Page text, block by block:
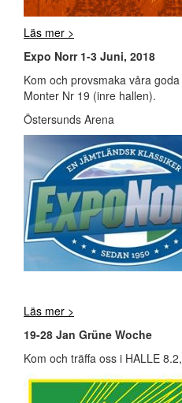
Läs mer >
Expo Norr 1-3 Juni, 2018
Kom och provsmaka våra
Monter Nr 19 (inre hallen).
Östersunds Arena
Läs mer >
19-28 Jan Grüne Woche
Kom och träffa oss i HALLE